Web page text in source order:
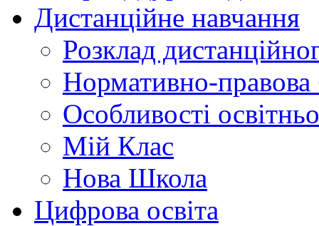
Дистанційне навчання
Розклад
Нормативно-правова
Особливості
Мій Клас
Нова Школа
Цифрова освіта